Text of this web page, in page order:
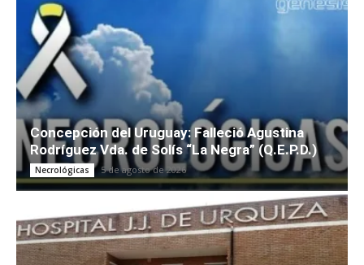
Concepción del Uruguay: Falleció Agustina
Rodríguez Vda. de Solís “La Negra” (Q.E.P.D.)
Necrológicas 5 de agosto de 2026